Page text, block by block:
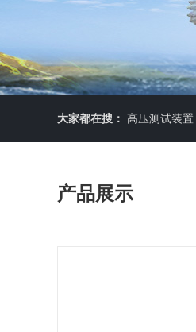
大家都在搜： 高压测试装置
产品展示